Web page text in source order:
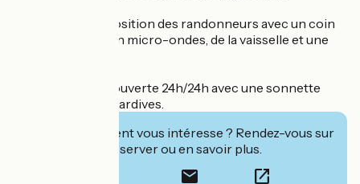
Un abri est à disposition des randonneurs avec un coin
cuisine, un frigo, un micro-ondes, de la vaisselle et une
La réception est ouverte 24h/24h avec une sonnette
pour les arrivées tardives.
Cet établissement vous intéresse ? Rendez-vous sur
leur site pour réserver ou en savoir plus.